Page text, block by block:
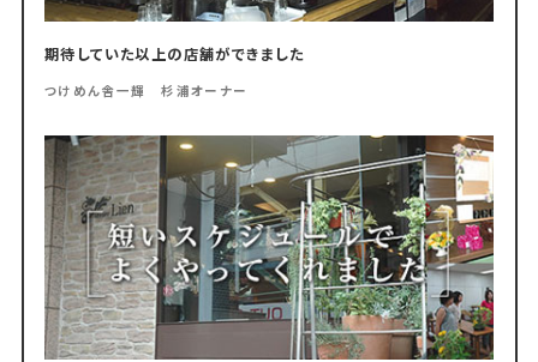
期待していた以上の店舗ができました
つけめん舎一輝 杉浦オーナー